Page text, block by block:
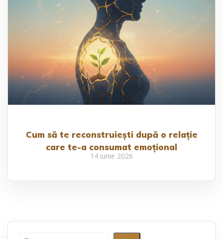
Cum să te reconstruiești după o relație
care te-a consumat emoțional
14 iunie 2026